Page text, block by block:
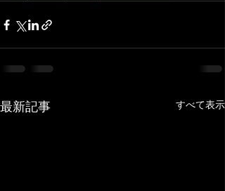
最新記事 すべて表示